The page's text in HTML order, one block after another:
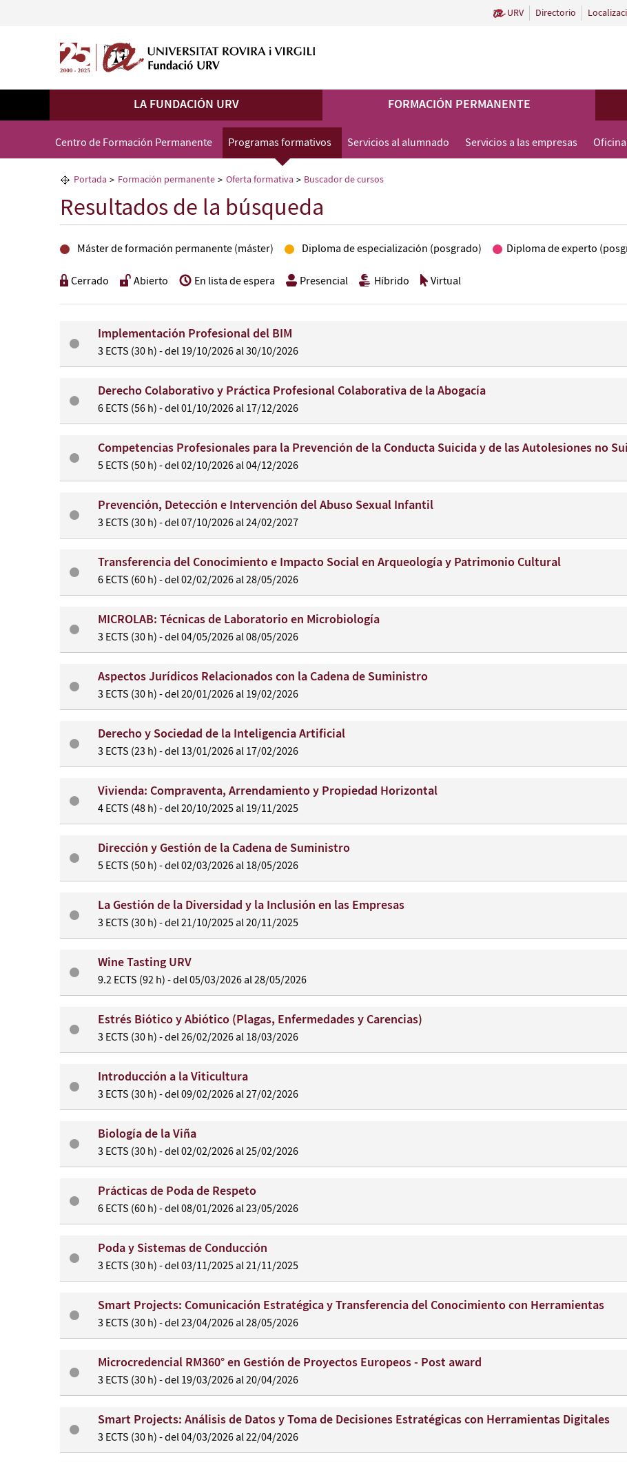
URV Directorio
LA FUNDACIÓN URV FORMACIÓN PERMANENTE
Centro de Formación Permanente Programas formativos Servicios al alumnado Servicios a las empresas
Portada Formación permanente Oferta formativa Buscador de cursos
Resultados de la búsqueda
Máster de formación permanente (máster) Diploma de especialización (posgrado) Diploma de experto
Cerrado Abierto En lista de espera Presencial Híbrido Virtual
Implementación Profesional del BIM
3 ECTS (30 h) - del 19/10/2026 al 30/10/2026
Derecho Colaborativo y Práctica Profesional Colaborativa de la Abogacía
6 ECTS (56 h) - del 01/10/2026 al 17/12/2026
Competencias Profesionales para la Prevención de la Conducta Suicida y de las Autolesiones no
5 ECTS (50 h) - del 02/10/2026 al 04/12/2026
Prevención, Detección e Intervención del Abuso Sexual Infantil
3 ECTS (30 h) - del 07/10/2026 al 24/02/2027
Transferencia del Conocimiento e Impacto Social en Arqueología y Patrimonio Cultural
6 ECTS (60 h) - del 02/02/2026 al 28/05/2026
MICROLAB: Técnicas de Laboratorio en Microbiología
3 ECTS (30 h) - del 04/05/2026 al 08/05/2026
Aspectos Jurídicos Relacionados con la Cadena de Suministro
3 ECTS (30 h) - del 20/01/2026 al 19/02/2026
Derecho y Sociedad de la Inteligencia Artificial
3 ECTS (23 h) - del 13/01/2026 al 17/02/2026
Vivienda: Compraventa, Arrendamiento y Propiedad Horizontal
4 ECTS (48 h) - del 20/10/2025 al 19/11/2025
Dirección y Gestión de la Cadena de Suministro
5 ECTS (50 h) - del 02/03/2026 al 18/05/2026
La Gestión de la Diversidad y la Inclusión en las Empresas
3 ECTS (30 h) - del 21/10/2025 al 20/11/2025
Wine Tasting URV
9.2 ECTS (92 h) - del 05/03/2026 al 28/05/2026
Estrés Biótico y Abiótico (Plagas, Enfermedades y Carencias)
3 ECTS (30 h) - del 26/02/2026 al 18/03/2026
Introducción a la Viticultura
3 ECTS (30 h) - del 09/02/2026 al 27/02/2026
Biología de la Viña
3 ECTS (30 h) - del 02/02/2026 al 25/02/2026
Prácticas de Poda de Respeto
6 ECTS (60 h) - del 08/01/2026 al 23/05/2026
Poda y Sistemas de Conducción
3 ECTS (30 h) - del 03/11/2025 al 21/11/2025
Smart Projects: Comunicación Estratégica y Transferencia del Conocimiento con Herramientas
3 ECTS (30 h) - del 23/04/2026 al 28/05/2026
Microcredencial RM360° en Gestión de Proyectos Europeos - Post award
3 ECTS (30 h) - del 19/03/2026 al 20/04/2026
Smart Projects: Análisis de Datos y Toma de Decisiones Estratégicas con Herramientas Digitales
3 ECTS (30 h) - del 04/03/2026 al 22/04/2026